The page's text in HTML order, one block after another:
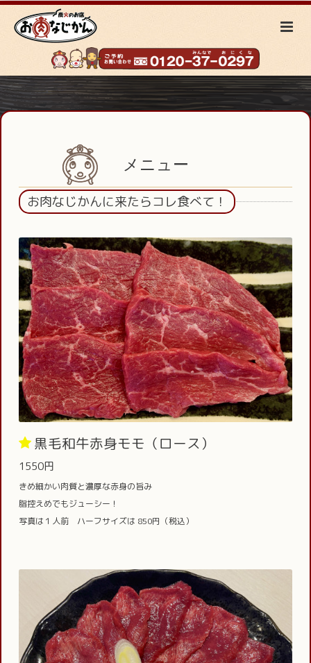
メニュー
お肉なじかんに来たらコレ食べて！
黒毛和牛赤身モモ（ロース）
1550円
きめ細かい肉質と濃厚な赤身の旨み
脂控えめでもジューシー！
写真は１人前 ハーフサイズは 850円（税込）